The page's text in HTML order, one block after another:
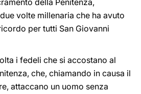
della Penitenza,
volte millenaria che ha avuto
per tutti San Giovanni
i fedeli che si accostano al
che, chiamando in causa il
attaccano un uomo senza